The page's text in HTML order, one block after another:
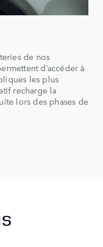
de nos
d’accéder à
les plus
recharge la
lors des phases de